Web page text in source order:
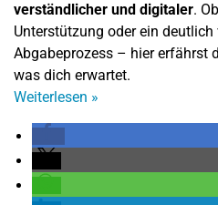
verständlicher und digitaler.
Unterstützung oder ein
Abgabeprozess – hier erfährst
was dich erwartet.
Weiterlesen »